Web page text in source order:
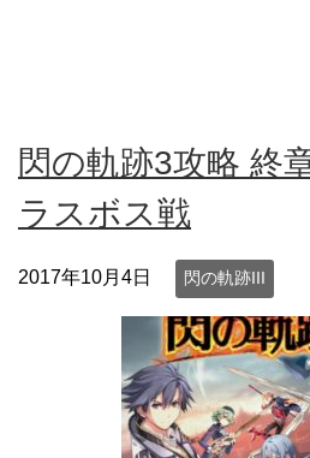
閃の軌跡3攻略 終
ラスボス戦
2017年10月4日 閃の軌跡III